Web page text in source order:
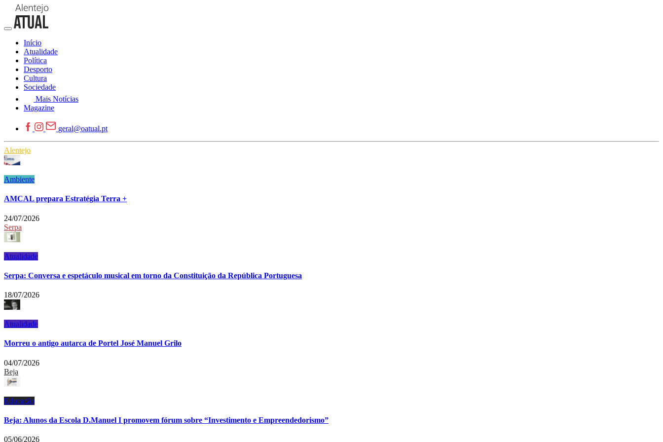
Início
Atualidade
Política
Desporto
Cultura
Sociedade
Mais Notícias
Magazine
geral@oatual.pt
Alentejo
Ambiente
AMCAL prepara Estratégia Terra +
24/07/2026
Serpa
Atualidade
Serpa: Conversa e espetáculo musical em torno da Constituição da República Portuguesa
18/07/2026
Atualidade
Morreu o antigo autarca de Portel José Manuel Grilo
04/07/2026
Beja
Educação
Beja: Alunos da Escola D.Manuel I promovem fórum sobre “Investimento e Empreendedorismo”
05/06/2026